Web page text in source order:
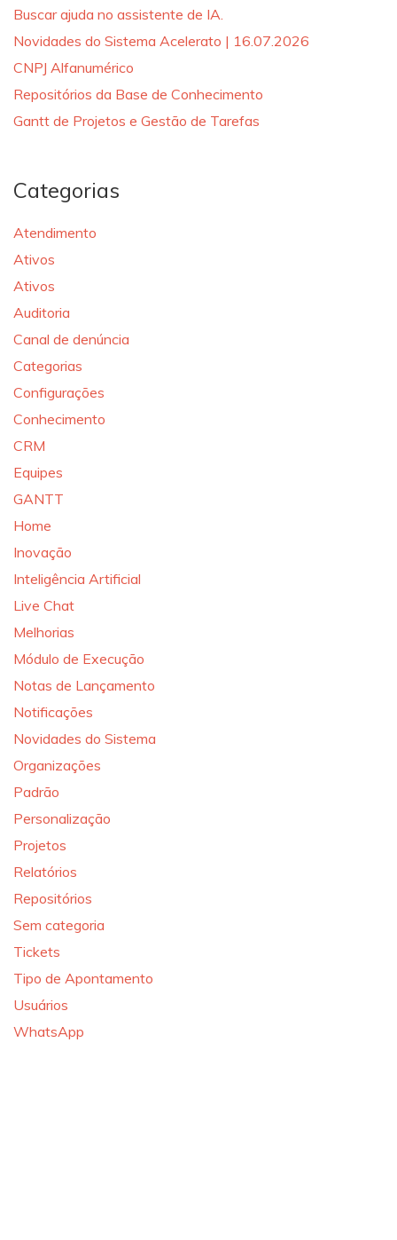
Buscar ajuda no assistente de IA.
Novidades do Sistema Acelerato | 16.07.2026
CNPJ Alfanumérico
Repositórios da Base de Conhecimento
Gantt de Projetos e Gestão de Tarefas
Categorias
Atendimento
Ativos
Ativos
Auditoria
Canal de denúncia
Categorias
Configurações
Conhecimento
CRM
Equipes
GANTT
Home
Inovação
Inteligência Artificial
Live Chat
Melhorias
Módulo de Execução
Notas de Lançamento
Notificações
Novidades do Sistema
Organizações
Padrão
Personalização
Projetos
Relatórios
Repositórios
Sem categoria
Tickets
Tipo de Apontamento
Usuários
WhatsApp